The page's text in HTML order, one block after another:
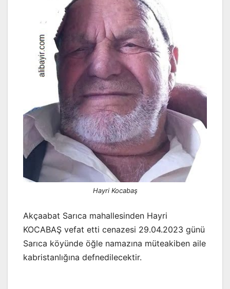
Hayri Kocabaş
Akçaabat Sarıca mahallesinden Hayri
KOCABAŞ vefat etti cenazesi 29.04.2023 günü
Sarıca köyünde öğle namazına müteakiben aile
kabristanlığına defnedilecektir.